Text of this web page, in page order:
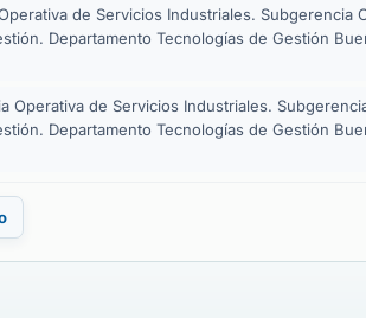
de Servicios Industriales. Subgerencia
Departamento Tecnologías de Gestión
Operativa de Servicios Industriales.
Departamento Tecnologías de Gestión